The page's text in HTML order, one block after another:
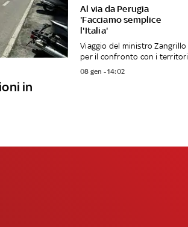
in
Al via da Perugia
'Facciamo semplice
l'Italia'
Viaggio del ministro Zangrillo
per il confronto con i territori
08 gen - 14:02